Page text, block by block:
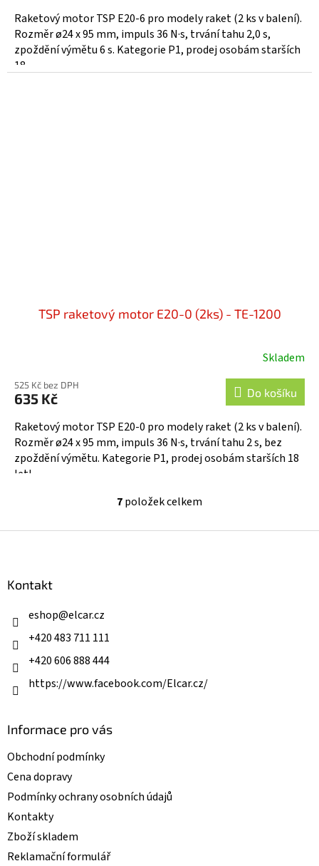
Raketový motor TSP E20-6 pro modely raket (2 ks v balení).
Rozměr ø24 x 95 mm, impuls 36 N·s, trvání tahu 2,0 s,
zpoždění výmětu 6 s. Kategorie P1, prodej osobám starších
18...
TSP raketový motor E20-0 (2ks) - TE-1200
Skladem
525 Kč bez DPH
635 Kč Do košíku
Raketový motor TSP E20-0 pro modely raket (2 ks v balení).
Rozměr ø24 x 95 mm, impuls 36 N·s, trvání tahu 2 s, bez
zpoždění výmětu. Kategorie P1, prodej osobám starších 18
let!...
O
l
v
7položek celkem
Kontakt
eshop@elcar.cz
+420 483 711 111
+420 606 888 444
https://www.facebook.com/Elcar.cz/
Informace pro vás
Obchodní podmínky
Cena dopravy
Podmínky ochrany osobních údajů
Kontakty
Zboží skladem
Reklamační formulář